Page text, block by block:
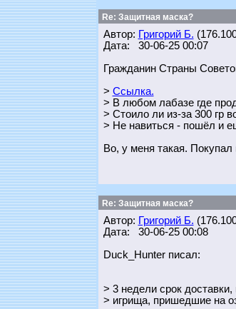
Re: Защитная маска?
Автор: Григорий Б.
Дата: 30-06-25 00:07
Гражданин Страны
> Ссылка.
> В любом лабазе где
> Стоило ли из-за 300 гр
> Не навиться - пошёл и
Во, у меня такая. Покупал
Re: Защитная маска?
Автор: Григорий Б.
Дата: 30-06-25 00:08
Duck_Hunter писал:
> 3 недели срок
> игрища, пришедшие на